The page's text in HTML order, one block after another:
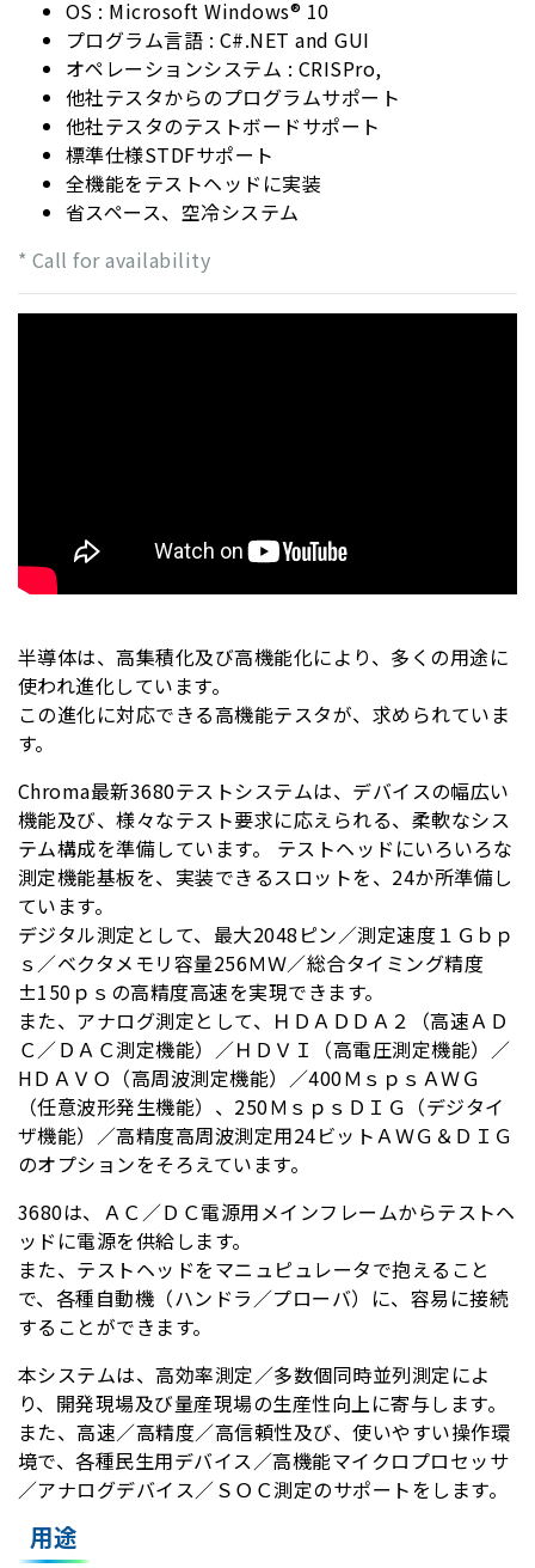
OS : Microsoft Windows® 10
プログラム言語 : C#.NET and GUI
オペレーションシステム : CRISPro,
他社テスタからのプログラムサポート
他社テスタのテストボードサポート
標準仕様STDFサポート
全機能をテストヘッドに実装
省スペース、空冷システム
* Call for availability
半導体は、高集積化及び高機能化により、多くの用途に
使われ進化しています。
この進化に対応できる高機能テスタが、求められていま
す。
Chroma最新3680テストシステムは、デバイスの幅広い
機能及び、様々なテスト要求に応えられる、柔軟なシス
テム構成を準備しています。 テストヘッドにいろいろな
測定機能基板を、実装できるスロットを、24か所準備し
ています。
デジタル測定として、最大2048ピン／測定速度１Ｇｂｐ
ｓ／ベクタメモリ容量256ＭＷ／総合タイミング精度
±150ｐｓの高精度高速を実現できます。
また、アナログ測定として、ＨＤＡＤＤＡ２（高速ＡＤ
Ｃ／ＤＡＣ測定機能）／ＨＤＶＩ（高電圧測定機能）／
HＤＡＶＯ（高周波測定機能）／400ＭｓｐｓＡＷＧ
（任意波形発生機能）、250ＭｓｐｓＤＩＧ（デジタイ
ザ機能）／高精度高周波測定用24ビットＡＷＧ＆ＤＩＧ
のオプションをそろえています。
3680は、ＡＣ／ＤＣ電源用メインフレームからテストヘ
ッドに電源を供給します。
また、テストヘッドをマニュピュレータで抱えること
で、各種自動機（ハンドラ／プローバ）に、容易に接続
することができます。
本システムは、高効率測定／多数個同時並列測定によ
り、開発現場及び量産現場の生産性向上に寄与します。
また、高速／高精度／高信頼性及び、使いやすい操作環
境で、各種民生用デバイス／高機能マイクロプロセッサ
／アナログデバイス／ＳＯＣ測定のサポートをします。
用途